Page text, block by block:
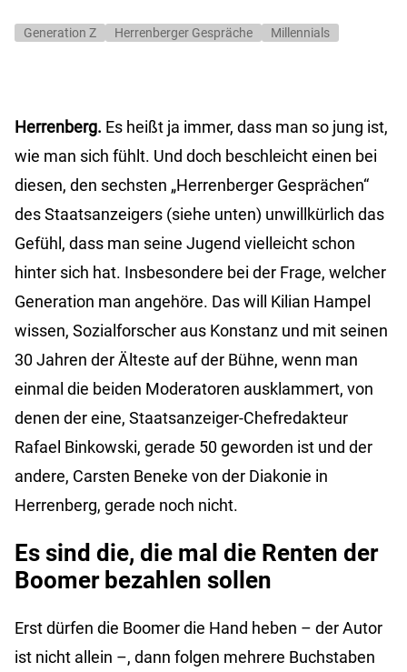
Generation Z Herrenberger Gespräche Millennials
Herrenberg. Es heißt ja immer, dass man so jung ist,
wie man sich fühlt. Und doch beschleicht einen bei
diesen, den sechsten „Herrenberger Gesprächen“
des Staatsanzeigers (siehe unten) unwillkürlich das
Gefühl, dass man seine Jugend vielleicht schon
hinter sich hat. Insbesondere bei der Frage, welcher
Generation man angehöre. Das will Kilian Hampel
wissen, Sozialforscher aus Konstanz und mit seinen
30 Jahren der Älteste auf der Bühne, wenn man
einmal die beiden Moderatoren ausklammert, von
denen der eine, Staatsanzeiger-Chefredakteur
Rafael Binkowski, gerade 50 geworden ist und der
andere, Carsten Beneke von der Diakonie in
Herrenberg, gerade noch nicht.
Es sind die, die mal die Renten der
Boomer bezahlen sollen
Erst dürfen die Boomer die Hand heben – der Autor
ist nicht allein –, dann folgen mehrere Buchstaben